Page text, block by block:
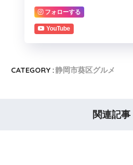
フォローする
YouTube
CATEGORY :静岡市葵区グルメ
関連記事